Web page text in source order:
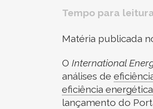
Tempo para
Matéria publicada
O International
análises de
eficiência energética
lançamento do